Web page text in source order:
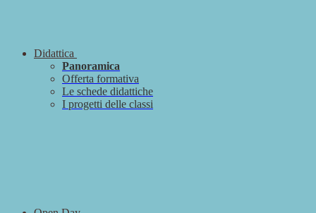
Didattica
Panoramica
Offerta formativa
Le schede didattiche
I progetti delle classi